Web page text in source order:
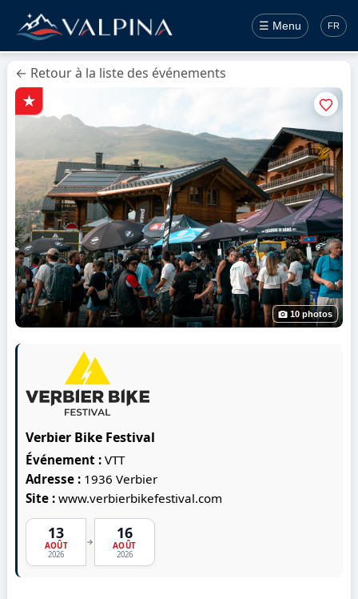
☰ Menu FR
← Retour à la liste des événements
Verbier Bike Festival
Événement :VTT
Adresse : 1936 Verbier
Site :www.verbierbikefestival.com
13
AOÛT
2026
→ 16
AOÛT
2026
10 photos